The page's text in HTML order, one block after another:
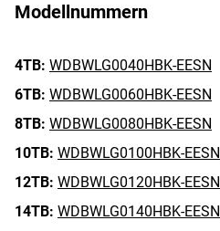
Modellnummern
4TB: WDBWLG0040HBK-EESN
6TB: WDBWLG0060HBK-EESN
8TB: WDBWLG0080HBK-EESN
10TB: WDBWLG0100HBK-EESN
12TB: WDBWLG0120HBK-EESN
14TB: WDBWLG0140HBK-EESN